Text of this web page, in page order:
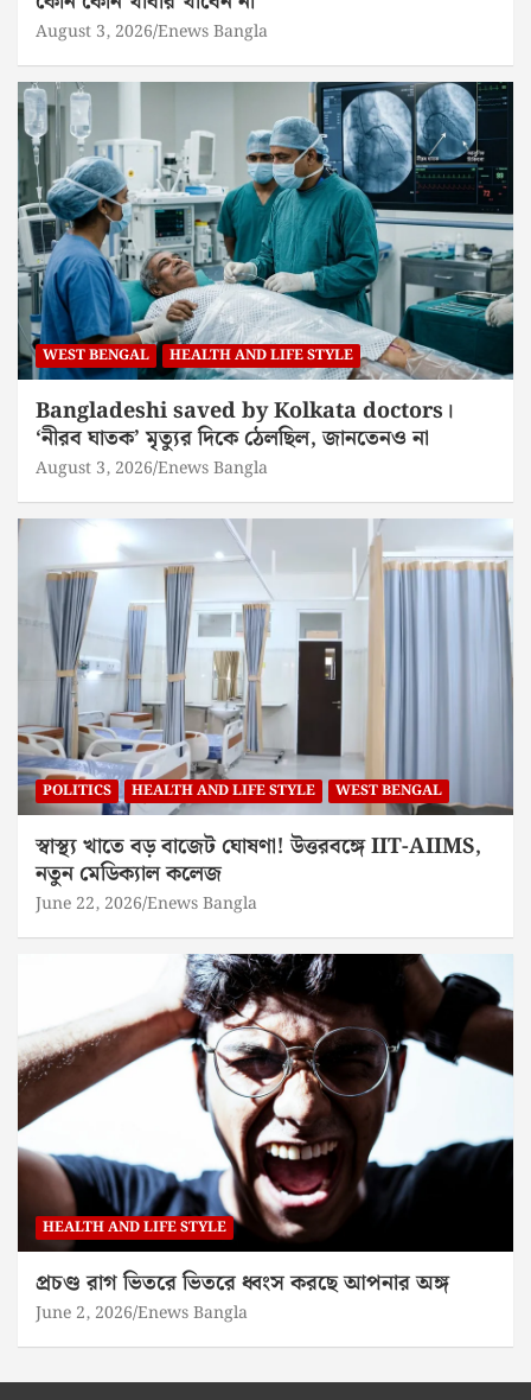
August 3, 2026 Enews Bangla
WEST BENGAL HEALTH AND LIFE STYLE
Bangladeshi saved by Kolkata doctors।
‘নীরব ঘাতক’ মৃত্যুর দিকে ঠেলছিল, জানতেনও না
August 3, 2026 Enews Bangla
POLITICS HEALTH AND LIFE STYLE WEST BENGAL
স্বাস্থ্য খাতে বড় বাজেট ঘোষণা! উত্তরবঙ্গে IIT-AIIMS,
নতুন মেডিক্যাল কলেজ
June 22, 2026 Enews Bangla
HEALTH AND LIFE STYLE
প্রচণ্ড রাগ ভিতরে ভিতরে ধ্বংস করছে আপনার অঙ্গ
June 2, 2026 Enews Bangla